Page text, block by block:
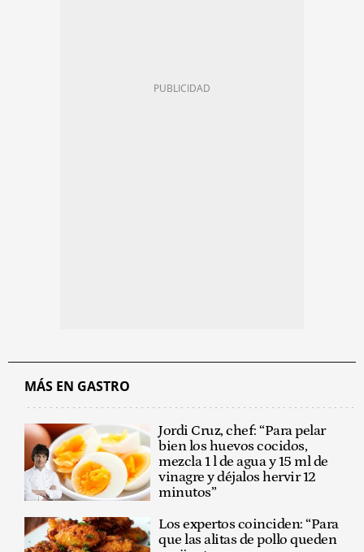
MÁS EN GASTRO
Jordi Cruz, chef: “Para pelar
bien los huevos cocidos,
mezcla 1 l de agua y 15 ml de
vinagre y déjalos hervir 12
minutos”
Los expertos coinciden: “Para
que las alitas de pollo queden